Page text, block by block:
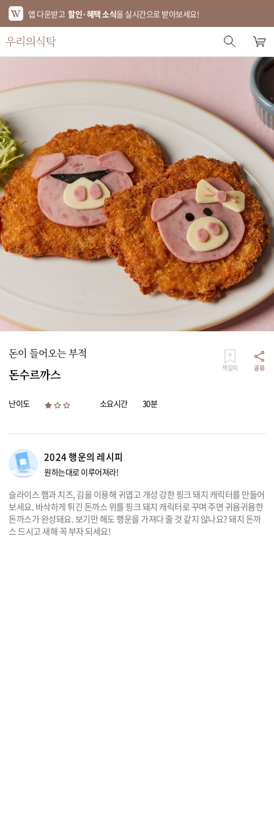
앱 다운받고 할인·혜택 소식을 실시간으로 받아보세요!
에디터 추천
한정특가
베스트
신상품
기획전
브랜드
푸드
키친
리빙
돈이 들어오는 부적
돈수르까스 책갈피 공유
난이도 소요시간 30분
2024 행운의 레시피
원하는대로 이루어져라!
슬라이스 햄과 치즈, 김을 이용해 귀엽고 개성 강한 핑크 돼지 캐릭터를 만들어
보세요. 바삭하게 튀긴 돈까스 위를 핑크 돼지 캐릭터로 꾸며 주면 귀욤귀욤한
돈까스가 완성돼요. 보기만 해도 행운을 가져다 줄 것 같지 않나요? 돼지 돈까
스 드시고 새해 꼭 부자 되세요!